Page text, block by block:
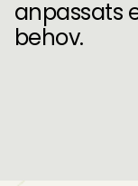
anpassats
behov.